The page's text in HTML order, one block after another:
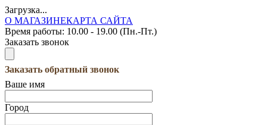
Загрузка...
О МАГАЗИНЕКАРТА САЙТА
Время работы: 10.00 - 19.00 (Пн.-Пт.)
Заказать звонок
Заказать обратный звонок
Ваше имя
Город